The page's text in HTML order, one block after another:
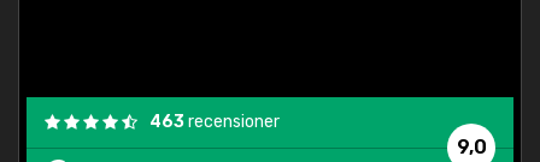
9,0
463recensioner